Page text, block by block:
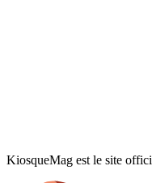
KiosqueMag est le site